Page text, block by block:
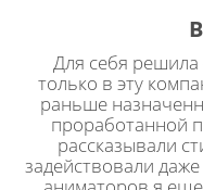
Для себя
только в эту
раньше
проработанной
рассказывали
задействовали